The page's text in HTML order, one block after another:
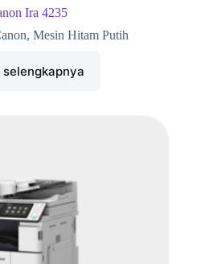
Ira 4235
,Mesin Hitam Putih
selengkapnya